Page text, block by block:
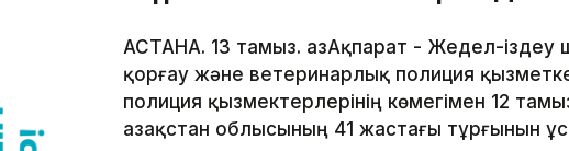
АСТАНА. 13 тамыз. ҚазАқпарат - Жедел-
қорғау және ветеринарлық полиция
полиция қызмектерлерінің көмегімен 12
Қазақстан облысының 41 жастағы тұрғынын